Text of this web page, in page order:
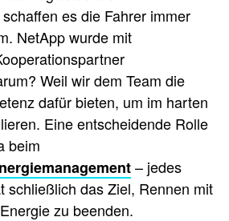
es die Fahrer immer
NetApp wurde mit
Weil wir dem Team die
dafür bieten, um im harten
Eine entscheidende Rolle
beim
– jedes
schließlich das Ziel, Rennen mit
zu beenden.